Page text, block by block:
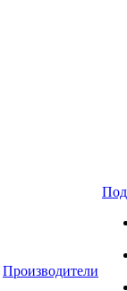
Производители